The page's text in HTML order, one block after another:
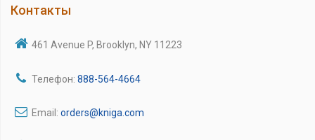
Контакты
461 Avenue P, Brooklyn, NY 11223
Телефон: 888-564-4664
Email: orders@kniga.com